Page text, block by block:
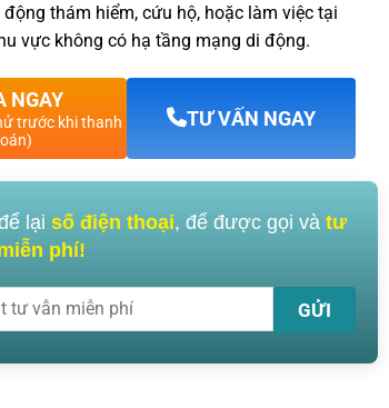
thám hiểm, cứu hộ, hoặc làm việc tại
vực không có hạ tầng mạng di động.
NGAY
trước khi thanh
TƯ VẤN NGAY
lạisố điện thoại, để được gọi vàtư
phí!